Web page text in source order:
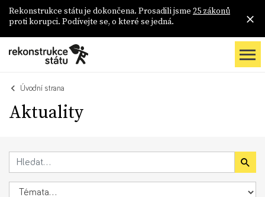
Rekonstrukce státu je dokončena. Prosadili jsme 25 zákonů
proti korupci. Podívejte se, o které se jedná.
Úvodní strana
Aktuality